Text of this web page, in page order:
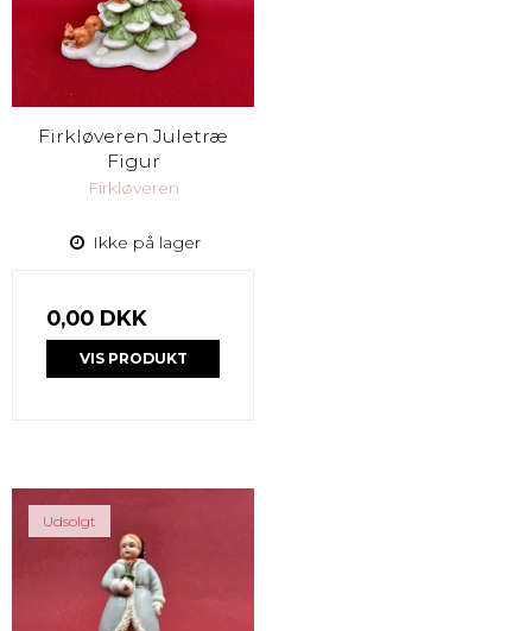
Firkløveren Juletræ
Figur
Firkløveren
Ikke på lager
0,00 DKK
VIS PRODUKT
Udsolgt